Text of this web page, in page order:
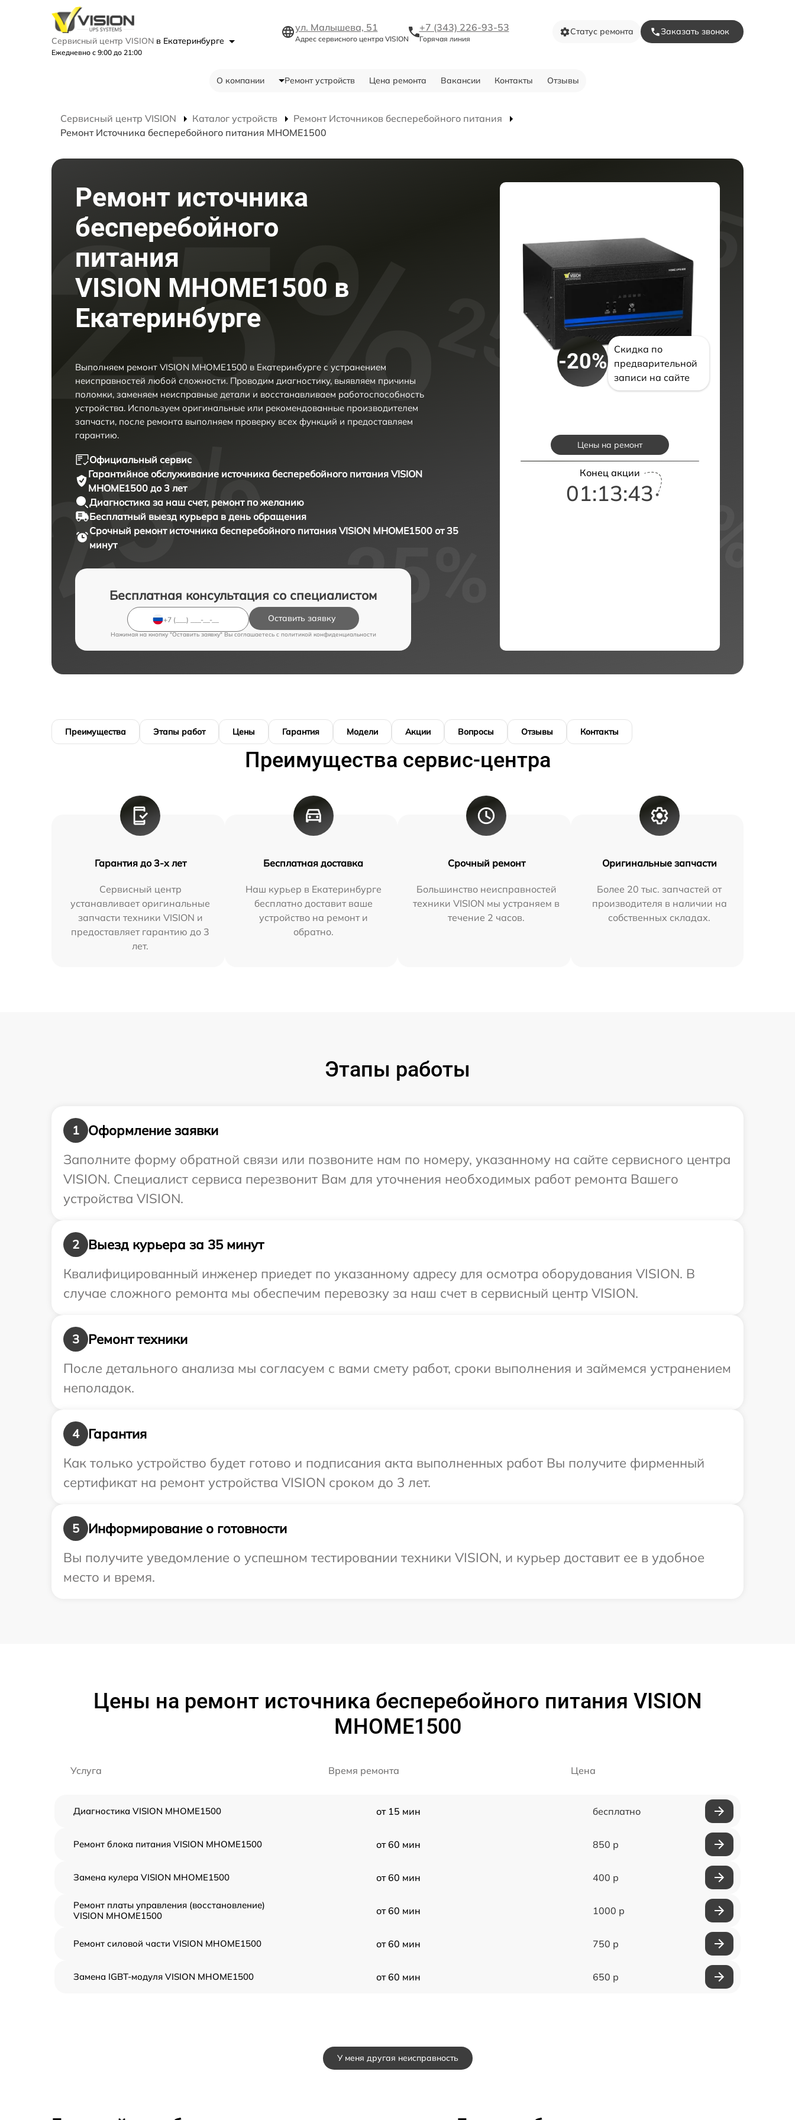
Сервисный центр VISION в Екатеринбурге
Ежедневно с 9:00 до 21:00
ул. Малышева, 51
Адрес сервисного центра VISION
+7 (343) 226-93-53
Горячая линия
Статус ремонта Заказать звонок
О компании Ремонт устройств Цена ремонта Вакансии Контакты Отзывы
Сервисный центр VISION Каталог устройств
Ремонт Источников бесперебойного питания
Ремонт Источника бесперебойного питания MHOME1500
Ремонт источника
бесперебойного
питания
VISION MHOME1500 в
Екатеринбурге
Выполняем ремонт VISION MHOME1500 в Екатеринбурге с устранением
неисправностей любой сложности. Проводим диагностику, выявляем причины
поломки, заменяем неисправные детали и восстанавливаем работоспособность
устройства. Используем оригинальные или рекомендованные производителем
запчасти, после ремонта выполняем проверку всех функций и предоставляем
гарантию.
Официальный сервис
Гарантийное обслуживание источника бесперебойного питания VISION
MHOME1500 до 3 лет
Диагностика за наш счет, ремонт по желанию
Бесплатный выезд курьера в день обращения
Срочный ремонт источника бесперебойного питания VISION MHOME1500 от 35
минут
Бесплатная консультация со специалистом
Оставить заявку
Нажимая на кнопку "Оставить заявку" Вы соглашаетесь c политикой конфиденциальности
-20%
Скидка по
предварительной
записи на сайте
Цены на ремонт
Конец акции
01:13:42
Преимущества Этапы работ Цены Гарантия Модели Акции Вопросы Отзывы Контакты
Преимущества сервис-центра
Гарантия до 3-х лет
Сервисный центр
устанавливает оригинальные
запчасти техники VISION и
предоставляет гарантию до 3
лет.
Бесплатная доставка
Наш курьер в Екатеринбурге
бесплатно доставит ваше
устройство на ремонт и
обратно.
Срочный ремонт
Большинство неисправностей
техники VISION мы устраняем в
течение 2 часов.
Оригинальные запчасти
Более 20 тыс. запчастей от
производителя в наличии на
собственных складах.
Этапы работы
1
Оформление заявки
Заполните форму обратной связи или позвоните нам по номеру, указанному на сайте сервисного центра
VISION. Специалист сервиса перезвонит Вам для уточнения необходимых работ ремонта Вашего
устройства VISION.
2
Выезд курьера за 35 минут
Квалифицированный инженер приедет по указанному адресу для осмотра оборудования VISION. В
случае сложного ремонта мы обеспечим перевозку за наш счет в сервисный центр VISION.
3
Ремонт техники
После детального анализа мы согласуем с вами смету работ, сроки выполнения и займемся устранением
неполадок.
4
Гарантия
Как только устройство будет готово и подписания акта выполненных работ Вы получите фирменный
сертификат на ремонт устройства VISION сроком до 3 лет.
5
Информирование о готовности
Вы получите уведомление о успешном тестировании техники VISION, и курьер доставит ее в удобное
место и время.
Цены на ремонт источника бесперебойного питания VISION
MHOME1500
Услуга Время ремонта Цена
Диагностика VISION MHOME1500 от 15 мин бесплатно
Ремонт блока питания VISION MHOME1500 от 60 мин 850 р
Замена кулера VISION MHOME1500 от 60 мин 400 р
Ремонт платы управления (восстановление)
VISION MHOME1500
от 60 мин 1000 р
Ремонт силовой части VISION MHOME1500 от 60 мин 750 р
Замена IGBT-модуля VISION MHOME1500 от 60 мин 650 р
У меня другая неисправность